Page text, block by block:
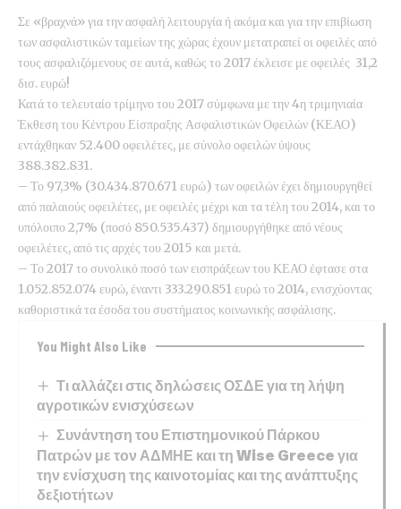
Σε «βραχνά» για την ασφαλή λειτουργία ή ακόμα και για την επιβίωση
των ασφαλιστικών ταμείων της χώρας έχουν μετατραπεί οι οφειλές από
τους ασφαλιζόμενους σε αυτά, καθώς το 2017 έκλεισε με οφειλές 31,2
δισ. ευρώ!
Κατά το τελευταίο τρίμηνο του 2017 σύμφωνα με την 4η τριμηνιαία
Έκθεση του Κέντρου Είσπραξης Ασφαλιστικών Οφειλών (ΚΕΑΟ)
εντάχθηκαν 52.400 οφειλέτες, με σύνολο οφειλών ύψους
388.382.831.
– Το 97,3% (30.434.870.671 ευρώ) των οφειλών έχει δημιουργηθεί
από παλαιούς οφειλέτες, με οφειλές μέχρι και τα τέλη του 2014, και το
υπόλοιπο 2,7% (ποσό 850.535.437) δημιουργήθηκε από νέους
οφειλέτες, από τις αρχές του 2015 και μετά.
– Το 2017 το συνολικό ποσό των εισπράξεων του ΚΕΑΟ έφτασε στα
1.052.852.074 ευρώ, έναντι 333.290.851 ευρώ το 2014, ενισχύοντας
καθοριστικά τα έσοδα του συστήματος κοινωνικής ασφάλισης.
You Might Also Like
Τι αλλάζει στις δηλώσεις ΟΣΔΕ για τη λήψη
αγροτικών ενισχύσεων
Συνάντηση του Επιστημονικού Πάρκου
Πατρών με τον ΑΔΜΗΕ και τη Wise Greece για
την ενίσχυση της καινοτομίας και της ανάπτυξης
δεξιοτήτων